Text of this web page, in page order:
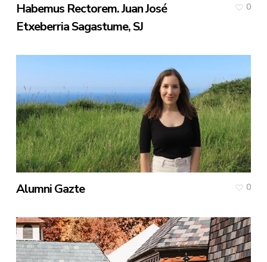
Habemus Rectorem. Juan José
Etxeberria Sagastume, SJ
0
Alumni Gazte 0